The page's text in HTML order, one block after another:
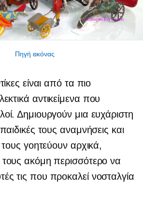
Πηγή εικόνας
είναι από τα πιο
αντικείμενα που
Δημιουργούν μια ευχάριστη
τους αναμνήσεις και
γοητεύουν αρχικά,
ακόμη περισσότερο να
τις που προκαλεί νοσταλγία